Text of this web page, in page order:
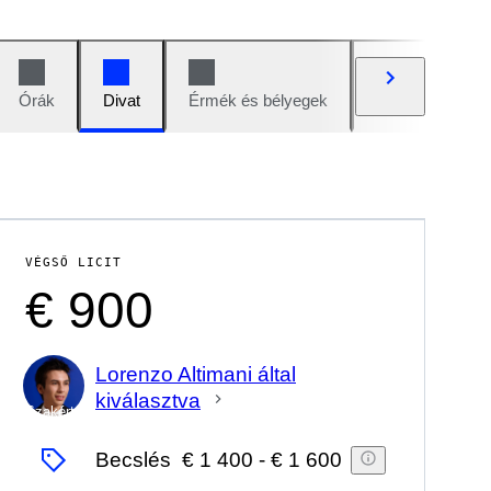
Órák Divat Érmék és bélyegek
VÉGSŐ LICIT
€ 900
Szakértő
Lorenzo Altimani által
kiválasztva
Becslés € 1 400 - € 1 600